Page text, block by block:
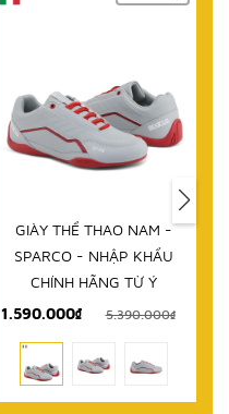
GIÀY THỂ THAO NAM -
SPARCO - NHẬP KHẨU
CHÍNH HÃNG TỪ Ý
1.590.000₫
5.390.000₫